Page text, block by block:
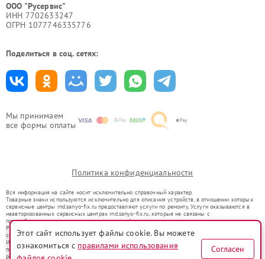
Мы принимаем
все формы оплаты
ООО "Русервис"
ИНН 7702633247
ОГРН 1077746335776
Поделиться в соц. сетях:
Политика конфиденциальности
Вся информация на сайте носит исключительно справочный характер.
Товарные знаки используются исключительно для описания устройств, в отношении которых
сервисные центры rnd.sanyo-fix.ru предоставляют услуги по ремонту. Услуги оказываются в
неавторизованных сервисных центрах rnd.sanyo-fix.ru, которые не связаны с
правообладателями товарных знаков или их официальными представителями.
Ремонт осуществляется для устройств, уже введенных в гражданский оборот в соответствии
со статьей 1487 ГК РФ.
Использование товарных знаков не преследует цели индивидуализации услуг или введения
потребителей в заблуждение, а служит для информирования о предоставляемых услугах по
ремонту техники указанных брендов.
Этот сайт использует файлы cookie. Вы можете
ознакомиться с правилами использования
Согласен